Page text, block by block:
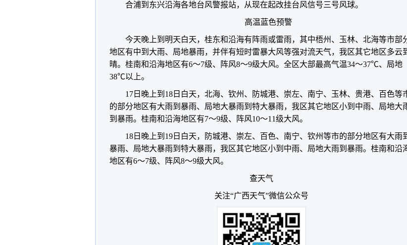
合浦到东兴沿海各地台风警报站，从现在起改挂台风信号三号风球。
高温蓝色预警
今天晚上到明天白天，桂东和沿海有阵雨或雷雨，其中梧州、玉林、北海等市部
地区有中到大雨、局地暴雨，并伴有短时雷暴大风等强对流天气，我区其它地区多云
晴。桂南和沿海地区有6～7级、阵风8～9级大风。全区大部最高气温34～37℃、局地
38℃以上。
17日晚上到18日白天，北海、钦州、防城港、崇左、南宁、玉林、贵港、百色等
的部分地区有大雨到暴雨、局地大暴雨到特大暴雨，我区其它地区小到中雨、局地大
到暴雨。桂南和沿海地区有7～9级、阵风10～11级大风。
18日晚上到19日白天，防城港、崇左、百色、南宁、钦州等市的部分地区有大雨
暴雨、局地大暴雨到特大暴雨，我区其它地区小到中雨、局地大雨到暴雨。桂南和沿
地区有6～7级、阵风8～9级大风。
查天气
关注“广西天气”微信公众号